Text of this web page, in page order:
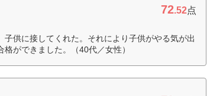
72.52点
供に接してくれた。それにより子供がやる気が出
ができました。（40代／女性）